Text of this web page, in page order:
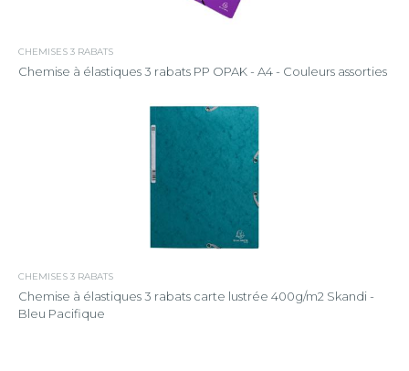
CHEMISES 3 RABATS
Chemise à élastiques 3 rabats PP OPAK - A4 - Couleurs assorties
CHEMISES 3 RABATS
Chemise à élastiques 3 rabats carte lustrée 400g/m2 Skandi -
Bleu Pacifique